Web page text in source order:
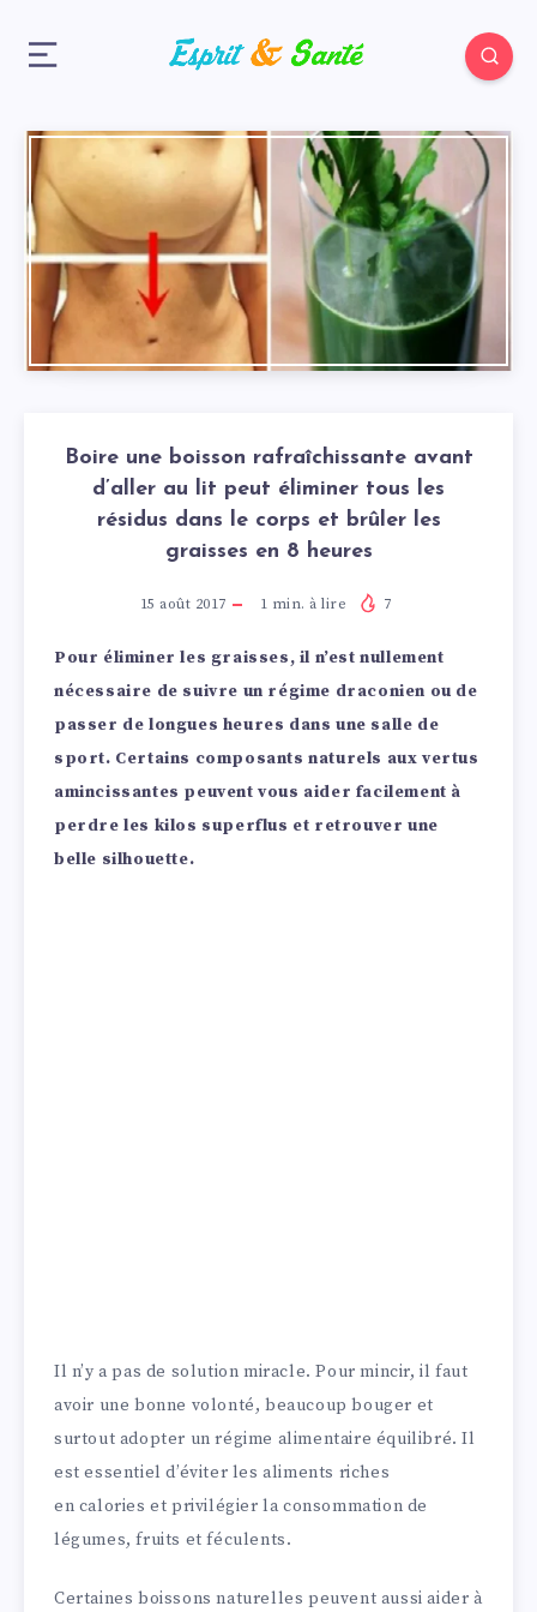
Boire une boisson rafraîchissante avant
d’aller au lit peut éliminer tous les
résidus dans le corps et brûler les
graisses en 8 heures
15 août 2017 1 min. à lire 7
Pour éliminer les graisses, il n’est nullement
nécessaire de suivre un régime draconien ou de
passer de longues heures dans une salle de
sport. Certains composants naturels aux vertus
amincissantes peuvent vous aider facilement à
perdre les kilos superflus et retrouver une
belle silhouette.
Il n’y a pas de solution miracle. Pour mincir, il faut
avoir une bonne volonté, beaucoup bouger et
surtout adopter un régime alimentaire équilibré. Il
est essentiel d’éviter les aliments riches
en calories et privilégier la consommation de
légumes, fruits et féculents.
Certaines boissons naturelles peuvent aussi aider à